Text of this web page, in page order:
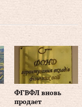
ФГВФЛ вновь
продает